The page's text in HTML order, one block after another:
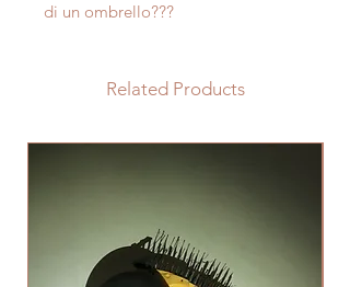
di un ombrello???
Related Products